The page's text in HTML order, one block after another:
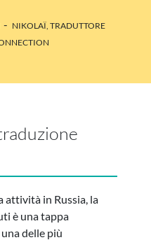
- NIKOLAÏ, TRADUTTORE
attività in Russia, la
è una tappa
delle più